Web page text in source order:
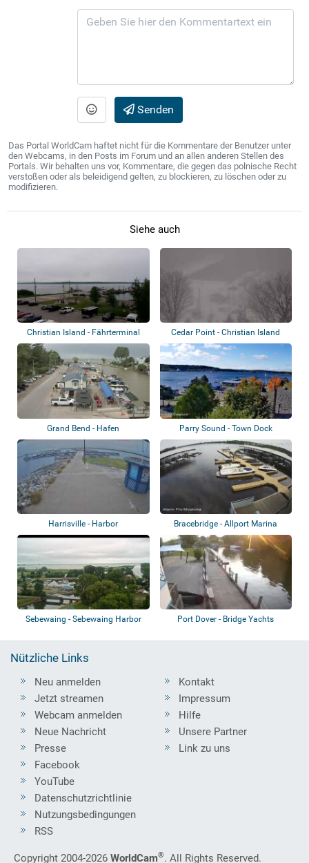
Senden
Das Portal WorldCam haftet nicht für die Kommentare der Benutzer unter
den Webcams, in den Posts im Forum und an allen anderen Stellen des
Portals. Wir behalten uns vor, Kommentare, die gegen das polnische Recht
verstoßen oder als beleidigend gelten, zu blockieren, zu löschen oder zu
modifizieren.
Siehe auch
Christian Island - Fährterminal
Cedar Point - Christian Island
Ferry
Grand Bend - Hafen Parry Sound - Town Dock
Harrisville - Harbor Bracebridge - Allport Marina
Sebewaing - Sebewaing Harbor
Port Dover - Bridge Yachts
Nützliche Links
Neu anmelden
Jetzt streamen
Webcam anmelden
Neue Nachricht
Presse
Kontakt
Impressum
Hilfe
Unsere Partner
Link zu uns
Facebook
YouTube
Datenschutzrichtlinie
Nutzungsbedingungen
RSS
Copyright 2004-2026 WorldCam®. All Rights Reserved.